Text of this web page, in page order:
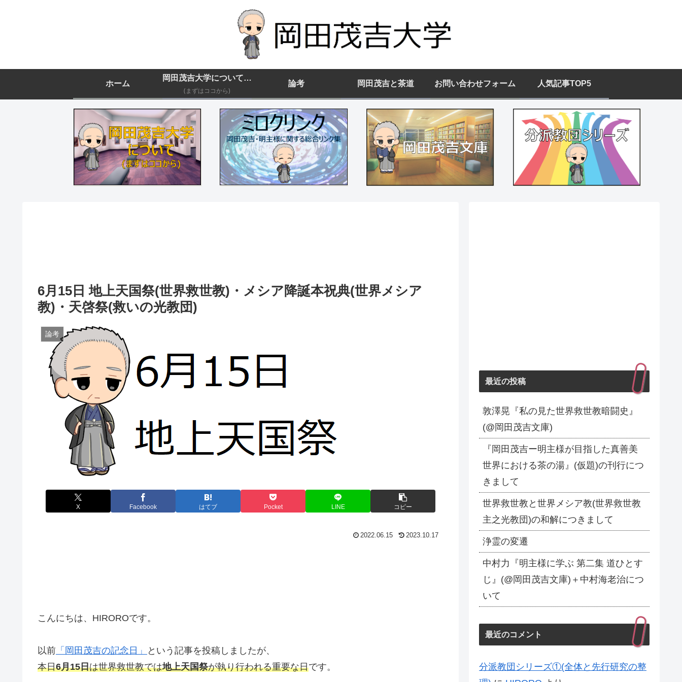
ホーム
岡田茂吉大学について(まずはココから)
(まずはココから)
論考 岡田茂吉と茶道 お問い合わせフォーム 人気記事TOP5
6月15日 地上天国祭(世界救世教)・メシア降誕本祝典(世界メシア
教)・天啓祭(救いの光教団)
論考
X Facebook はてブ Pocket LINE コピー
2022.06.15 2023.10.17
こんにちは、HIROROです。
以前 「岡田茂吉の記念日」
という記事を投稿しましたが、
本日6月15日は世界救世教では地上天国祭が執り行われる重要な日です。
最近の投稿
敦澤晃『私の見た世界救世教暗闘史』
(@岡田茂吉文庫)
『岡田茂吉ー明主様が目指した真善美
世界における茶の湯』(仮題)の刊行につ
きまして
世界救世教と世界メシア教(世界救世教
主之光教団)の和解につきまして
浄霊の変遷
中村力『明主様に学ぶ 第二集 道ひとす
じ』(@岡田茂吉文庫)＋中村海老治につ
いて
最近のコメント
分派教団シリーズ①(全体と先行研究の整